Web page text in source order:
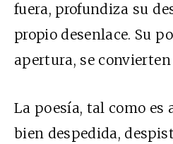
fuera, profundiza su
propio desenlace. Su
apertura, se
La poesía, tal como es
bien despedida,